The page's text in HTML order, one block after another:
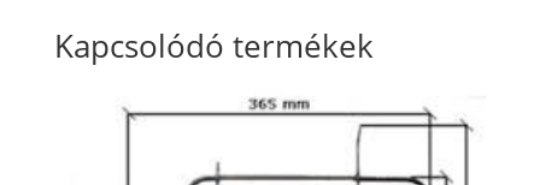
Kapcsolódó termékek